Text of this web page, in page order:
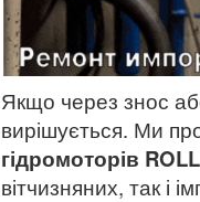
Якщо через знос
вирішується. Ми
гідромоторів
вітчизняних, так і